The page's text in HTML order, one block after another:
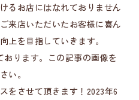
るお店にはなれておりません
来店いただいたお客様に喜ん
上を目指していきます。
ります。この記事の画像を
い。
をさせて頂きます！2023年6